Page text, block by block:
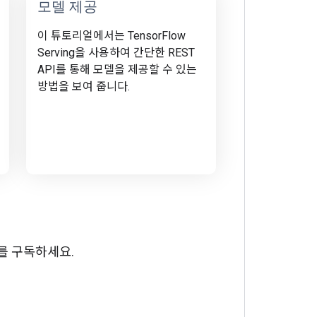
모델 제공
이 튜토리얼에서는 TensorFlow
Serving을 사용하여 간단한 REST
API를 통해 모델을 제공할 수 있는
방법을 보여 줍니다.
구독하세요.